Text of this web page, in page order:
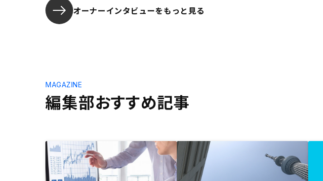
オーナーインタビューをもっと見る
編集部おすすめ記事
MAGAZINE